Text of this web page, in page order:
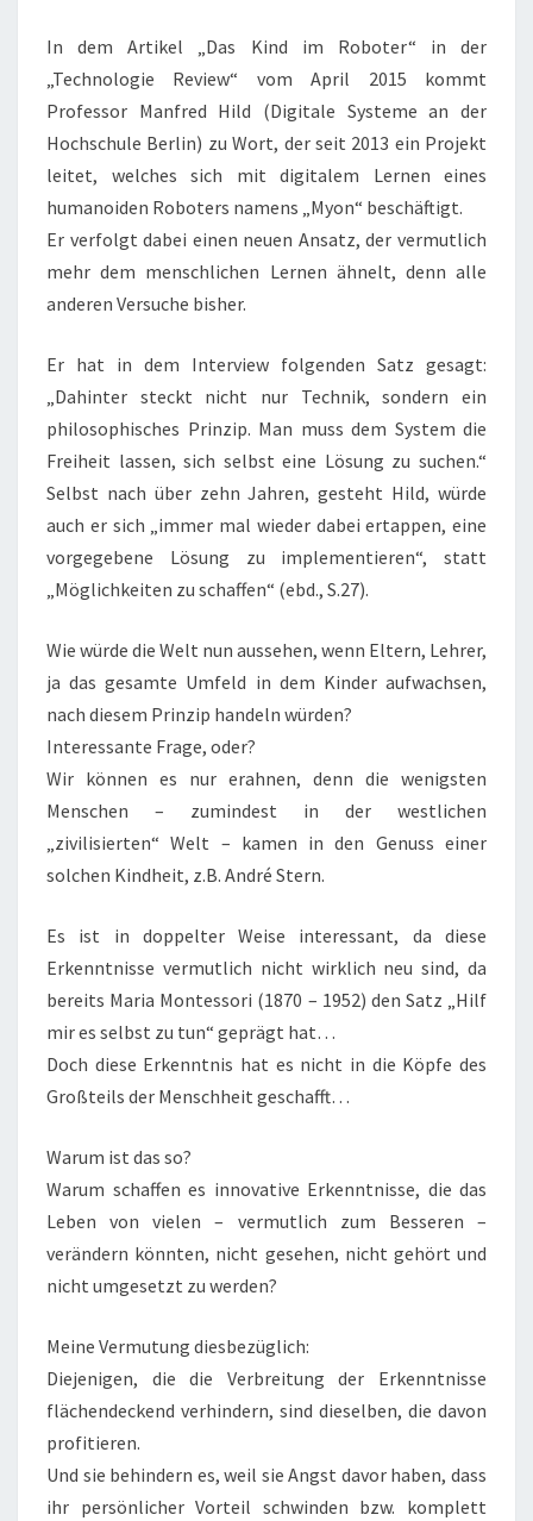
In dem Artikel „Das Kind im Roboter“ in der
„Technologie Review“ vom April 2015 kommt
Professor Manfred Hild (Digitale Systeme an der
Hochschule Berlin) zu Wort, der seit 2013 ein Projekt
leitet, welches sich mit digitalem Lernen eines
humanoiden Roboters namens „Myon“ beschäftigt.
Er verfolgt dabei einen neuen Ansatz, der vermutlich
mehr dem menschlichen Lernen ähnelt, denn alle
anderen Versuche bisher.
Er hat in dem Interview folgenden Satz gesagt:
„Dahinter steckt nicht nur Technik, sondern ein
philosophisches Prinzip. Man muss dem System die
Freiheit lassen, sich selbst eine Lösung zu suchen.“
Selbst nach über zehn Jahren, gesteht Hild, würde
auch er sich „immer mal wieder dabei ertappen, eine
vorgegebene Lösung zu implementieren“, statt
„Möglichkeiten zu schaffen“ (ebd., S.27).
Wie würde die Welt nun aussehen, wenn Eltern, Lehrer,
ja das gesamte Umfeld in dem Kinder aufwachsen,
nach diesem Prinzip handeln würden?
Interessante Frage, oder?
Wir können es nur erahnen, denn die wenigsten
Menschen – zumindest in der westlichen
„zivilisierten“ Welt – kamen in den Genuss einer
solchen Kindheit, z.B. André Stern.
Es ist in doppelter Weise interessant, da diese
Erkenntnisse vermutlich nicht wirklich neu sind, da
bereits Maria Montessori (1870 – 1952) den Satz „Hilf
mir es selbst zu tun“ geprägt hat…
Doch diese Erkenntnis hat es nicht in die Köpfe des
Großteils der Menschheit geschafft…
Warum ist das so?
Warum schaffen es innovative Erkenntnisse, die das
Leben von vielen – vermutlich zum Besseren –
verändern könnten, nicht gesehen, nicht gehört und
nicht umgesetzt zu werden?
Meine Vermutung diesbezüglich:
Diejenigen, die die Verbreitung der Erkenntnisse
flächendeckend verhindern, sind dieselben, die davon
profitieren.
Und sie behindern es, weil sie Angst davor haben, dass
ihr persönlicher Vorteil schwinden bzw. komplett